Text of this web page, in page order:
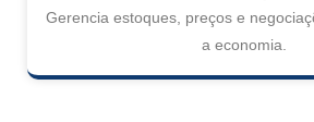
Gerencia estoques, preços e
a economia.